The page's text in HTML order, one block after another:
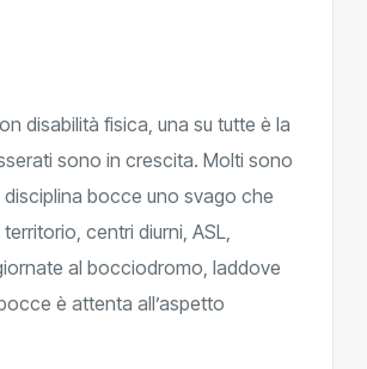
disabilità fisica, una su tutte è la
sono in crescita. Molti sono
bocce uno svago che
centri diurni, ASL,
al bocciodromo, laddove
è attenta all’aspetto